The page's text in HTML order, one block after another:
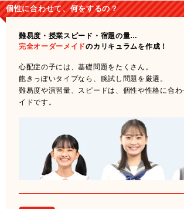
個性に合わせて、何をするの？
難易度・授業スピード・宿題の量…
完全オーダーメイドのカリキュラムを作成！
心配症の子には、基礎問題をたくさん。
飽きっぽいタイプなら、腕試し問題を厳選。
難易度や演習量、スピードは、個性や性格に合
イドです。